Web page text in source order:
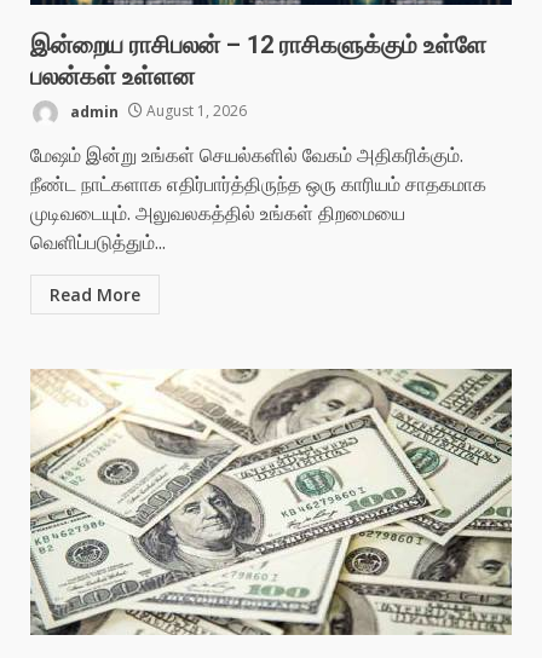
இன்றைய ராசிபலன் – 12 ராசிகளுக்கும் உள்ளே
பலன்கள் உள்ளன
admin August 1, 2026
மேஷம் இன்று உங்கள் செயல்களில் வேகம் அதிகரிக்கும்.
நீண்ட நாட்களாக எதிர்பார்த்திருந்த ஒரு காரியம் சாதகமாக
முடிவடையும். அலுவலகத்தில் உங்கள் திறமையை
வெளிப்படுத்தும்...
Read More